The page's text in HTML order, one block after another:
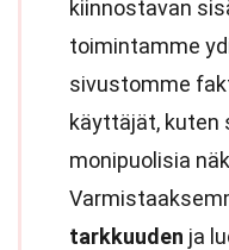
kiinnostavan
toimintamme
sivustomme
käyttäjät, kuten
monipuolisia
tarkkuuden ja